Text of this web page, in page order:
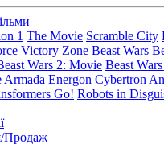
1 The Movie Scramble City
Victory Zone Beast Wars
Wars 2: Movie Beast
Armada Energon Cybertron
Go! Robots in
Продаж